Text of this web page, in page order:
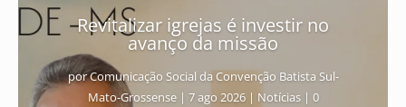
Revitalizar igrejas é investir no
avanço da missão
porComunicação Social da Convenção Batista Sul-
Mato-Grossense| 7 ago 2026| Notícias| 0